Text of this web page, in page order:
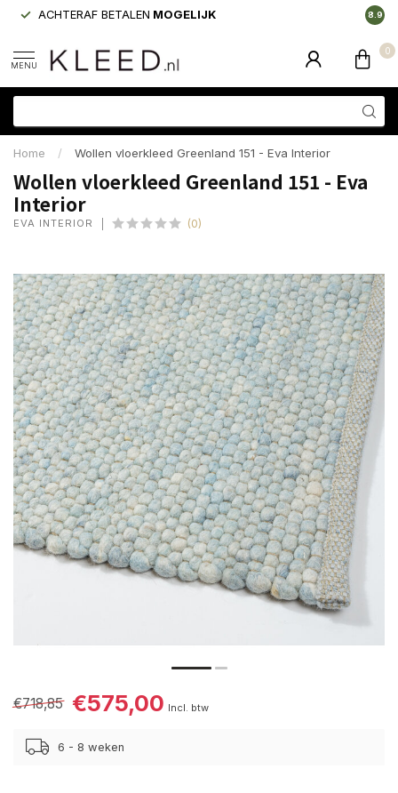
ACHTERAF BETALEN MOGELIJK 8.9
MENU
0
Home / Wollen vloerkleed Greenland 151 - Eva Interior
Wollen vloerkleed Greenland 151 - Eva
Interior
EVA INTERIOR (0)
€718,85 €575,00 Incl. btw
6 - 8 weken